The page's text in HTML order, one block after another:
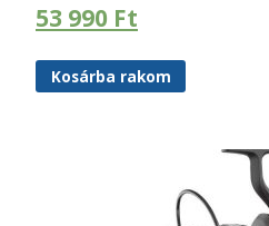
53 990 Ft
Kosárba rakom